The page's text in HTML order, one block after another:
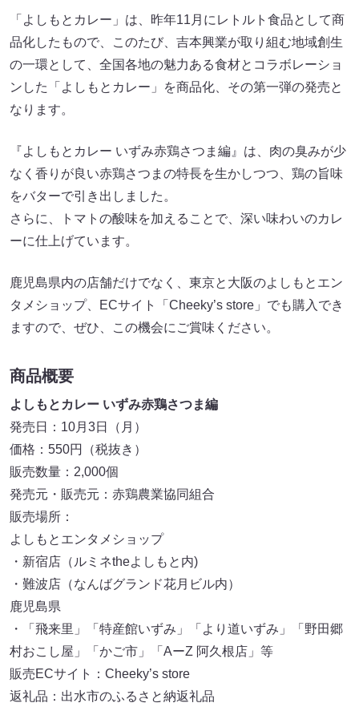
「よしもとカレー」は、昨年11月にレトルト食品として商
品化したもので、このたび、吉本興業が取り組む地域創生
の一環として、全国各地の魅力ある食材とコラボレーショ
ンした「よしもとカレー」を商品化、その第一弾の発売と
なります。
『よしもとカレー いずみ赤鶏さつま編』は、肉の臭みが少
なく香りが良い赤鶏さつまの特長を生かしつつ、鶏の旨味
をバターで引き出しました。
さらに、トマトの酸味を加えることで、深い味わいのカレ
ーに仕上げています。
鹿児島県内の店舗だけでなく、東京と大阪のよしもとエン
タメショップ、ECサイト「Cheeky’s store」でも購入でき
ますので、ぜひ、この機会にご賞味ください。
商品概要
よしもとカレー いずみ赤鶏さつま編
発売日：10月3日（月）
価格：550円（税抜き）
販売数量：2,000個
発売元・販売元：赤鶏農業協同組合
販売場所：
よしもとエンタメショップ
・新宿店（ルミネtheよしもと内)
・難波店（なんばグランド花月ビル内）
鹿児島県
・「飛来里」「特産館いずみ」「より道いずみ」「野田郷
村おこし屋」「かご市」「AーZ 阿久根店」等
販売ECサイト：Cheeky’s store
返礼品：出水市のふるさと納返礼品